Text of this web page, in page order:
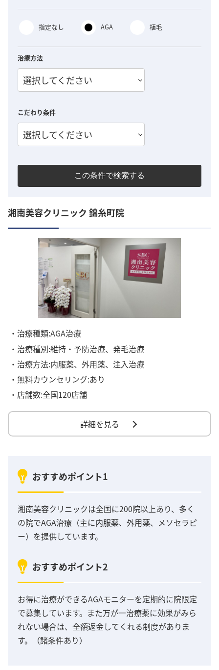
指定なし AGA 植毛
治療方法
選択してください
こだわり条件
選択してください
この条件で検索する
湘南美容クリニック 錦糸町院
・治療種類:AGA治療
・治療種別:維持・予防治療、発毛治療
・治療方法:内服薬、外用薬、注入治療
・無料カウンセリング:あり
・店舗数:全国120店舗
詳細を見る
おすすめポイント1
湘南美容クリニックは全国に200院以上あり、多く
の院でAGA治療（主に内服薬、外用薬、メソセラピ
ー）を提供しています。
おすすめポイント2
お得に治療ができるAGAモニターを定期的に院限定
で募集しています。また万が一治療薬に効果がみら
れない場合は、全額返金してくれる制度がありま
す。（諸条件あり）